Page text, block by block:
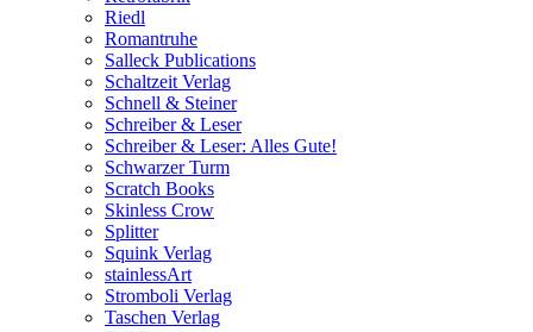
Riedl
Romantruhe
Salleck Publications
Schaltzeit Verlag
Schnell & Steiner
Schreiber & Leser
Schreiber & Leser: Alles Gute!
Schwarzer Turm
Scratch Books
Skinless Crow
Splitter
Squink Verlag
stainlessArt
Stromboli Verlag
Taschen Verlag